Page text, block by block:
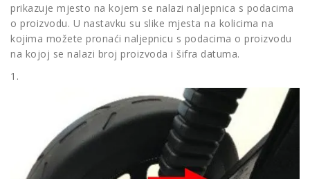
prikazuje mjesto na kojem se nalazi naljepnica s podacima
o proizvodu. U nastavku su slike mjesta na kolicima na
kojima možete pronaći naljepnicu s podacima o proizvodu
na kojoj se nalazi broj proizvoda i šifra datuma.
1.